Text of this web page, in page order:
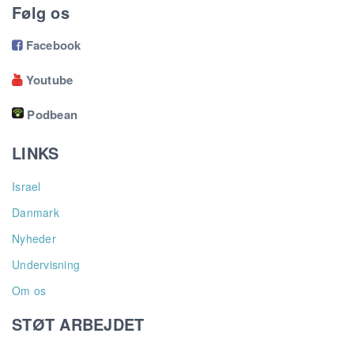
Følg os
Facebook
Youtube
Podbean
LINKS
Israel
Danmark
Nyheder
Undervisning
Om os
STØT ARBEJDET